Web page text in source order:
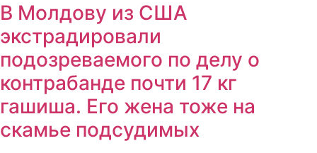
В Молдову из США
экстрадировали
подозреваемого по делу о
контрабанде почти 17 кг
гашиша. Его жена тоже на
скамье подсудимых